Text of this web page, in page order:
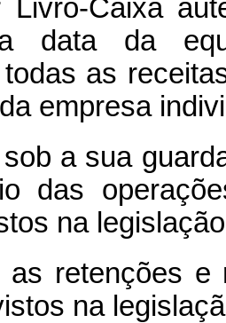
Livro-Caixa
data da
as
empresa
a sua
das
na
as retenções e
na